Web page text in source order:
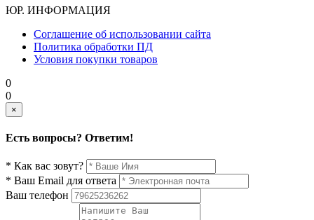
ЮР. ИНФОРМАЦИЯ
Соглашение об использовании сайта
Политика обработки ПД
Условия покупки товаров
0
0
×
Есть вопросы? Ответим!
* Как вас зовут?
* Ваш Email для ответа
Ваш телефон